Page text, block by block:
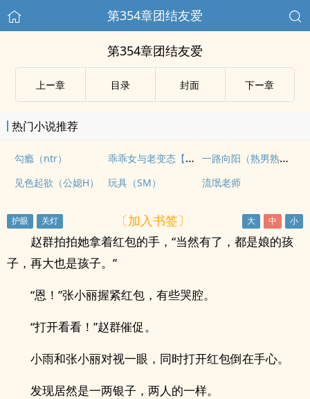
第354章团结友爱
第354章团结友爱
上ー章 目录 封面 下ー章
热门小说推荐
勾瘾（ntr） 乖乖女与老变态【年上，软调教，1v1H】 一路向阳（熟男熟女H）
见色起欲（公媳H） 玩具（SM） 流氓老师
〔加入书签〕
赵群拍拍她拿着红包的手，“当然有了，都是娘的孩
子，再大也是孩子。”
“恩！”张小丽握紧红包，有些哭腔。
“打开看看！”赵群催促。
小雨和张小丽对视一眼，同时打开红包倒在手心。
发现居然是一两银子，两人的一样。